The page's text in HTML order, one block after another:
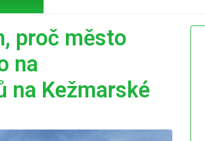
proč město
na
na Kežmarské